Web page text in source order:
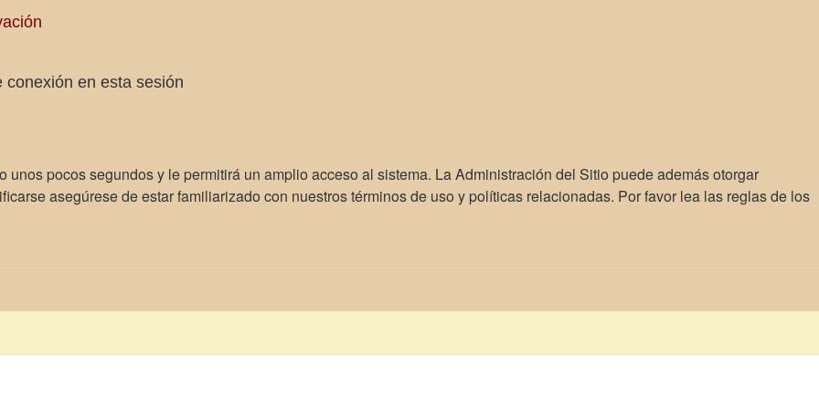
en esta sesión
pocos segundos y le permitirá un amplio acceso al sistema. La Administración del Sitio puede además otorgar
asegúrese de estar familiarizado con nuestros términos de uso y políticas relacionadas. Por favor lea las reglas de los